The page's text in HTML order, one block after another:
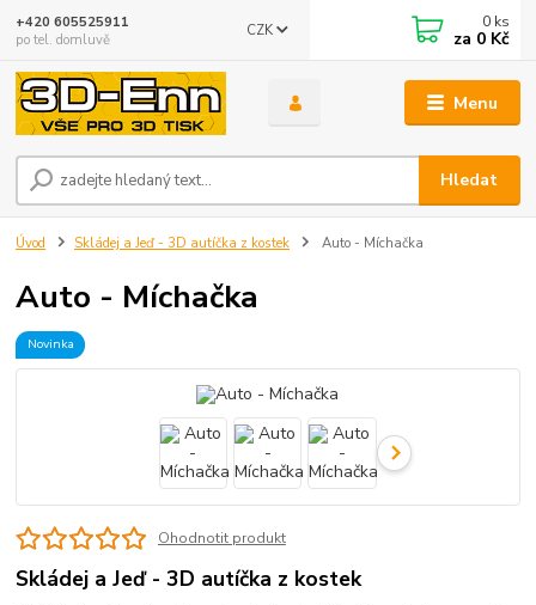
Menu
CZK
Hledat
+420 605525911
po tel. domluvě
0 ks
za 0 Kč
Úvod Skládej a Jeď - 3D autíčka z kostek Auto - Míchačka
Auto - Míchačka
Novinka
Ohodnotit produkt
Skládej a Jeď - 3D autíčka z kostek